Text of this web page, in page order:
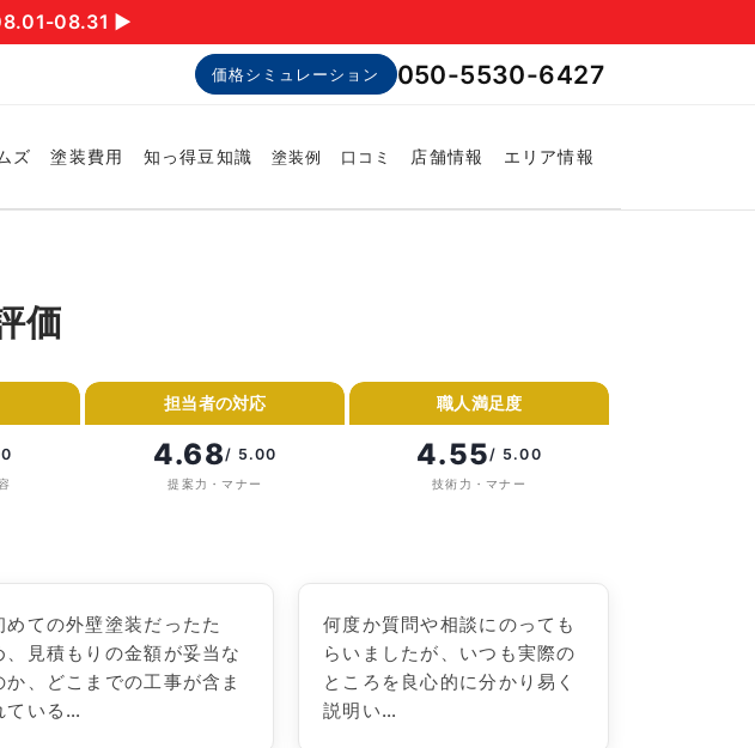
08.31 ▶︎
価格シミュレーション 050-5530-6427
ズ 塗装費用 知っ得豆知識 塗装例 口コミ 店舗情報 エリア情報
価
担当者の対応
4.68/ 5.00
提案力・マナー
職人満足度
4.55/ 5.00
技術力・マナー
めての外壁塗装だったた
、見積もりの金額が妥当な
か、どこまでの工事が含ま
ている…
何度か質問や相談にのっても
らいましたが、いつも実際の
ところを良心的に分かり易く
説明い…